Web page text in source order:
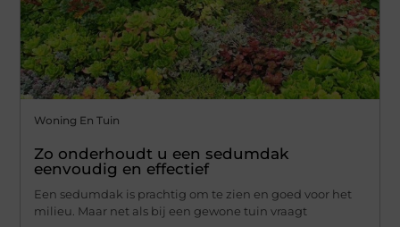
Woning En Tuin
Zo onderhoudt u een sedumdak
eenvoudig en effectief
Een sedumdak is prachtig om te zien en goed voor het
milieu. Maar net als bij een gewone tuin vraagt